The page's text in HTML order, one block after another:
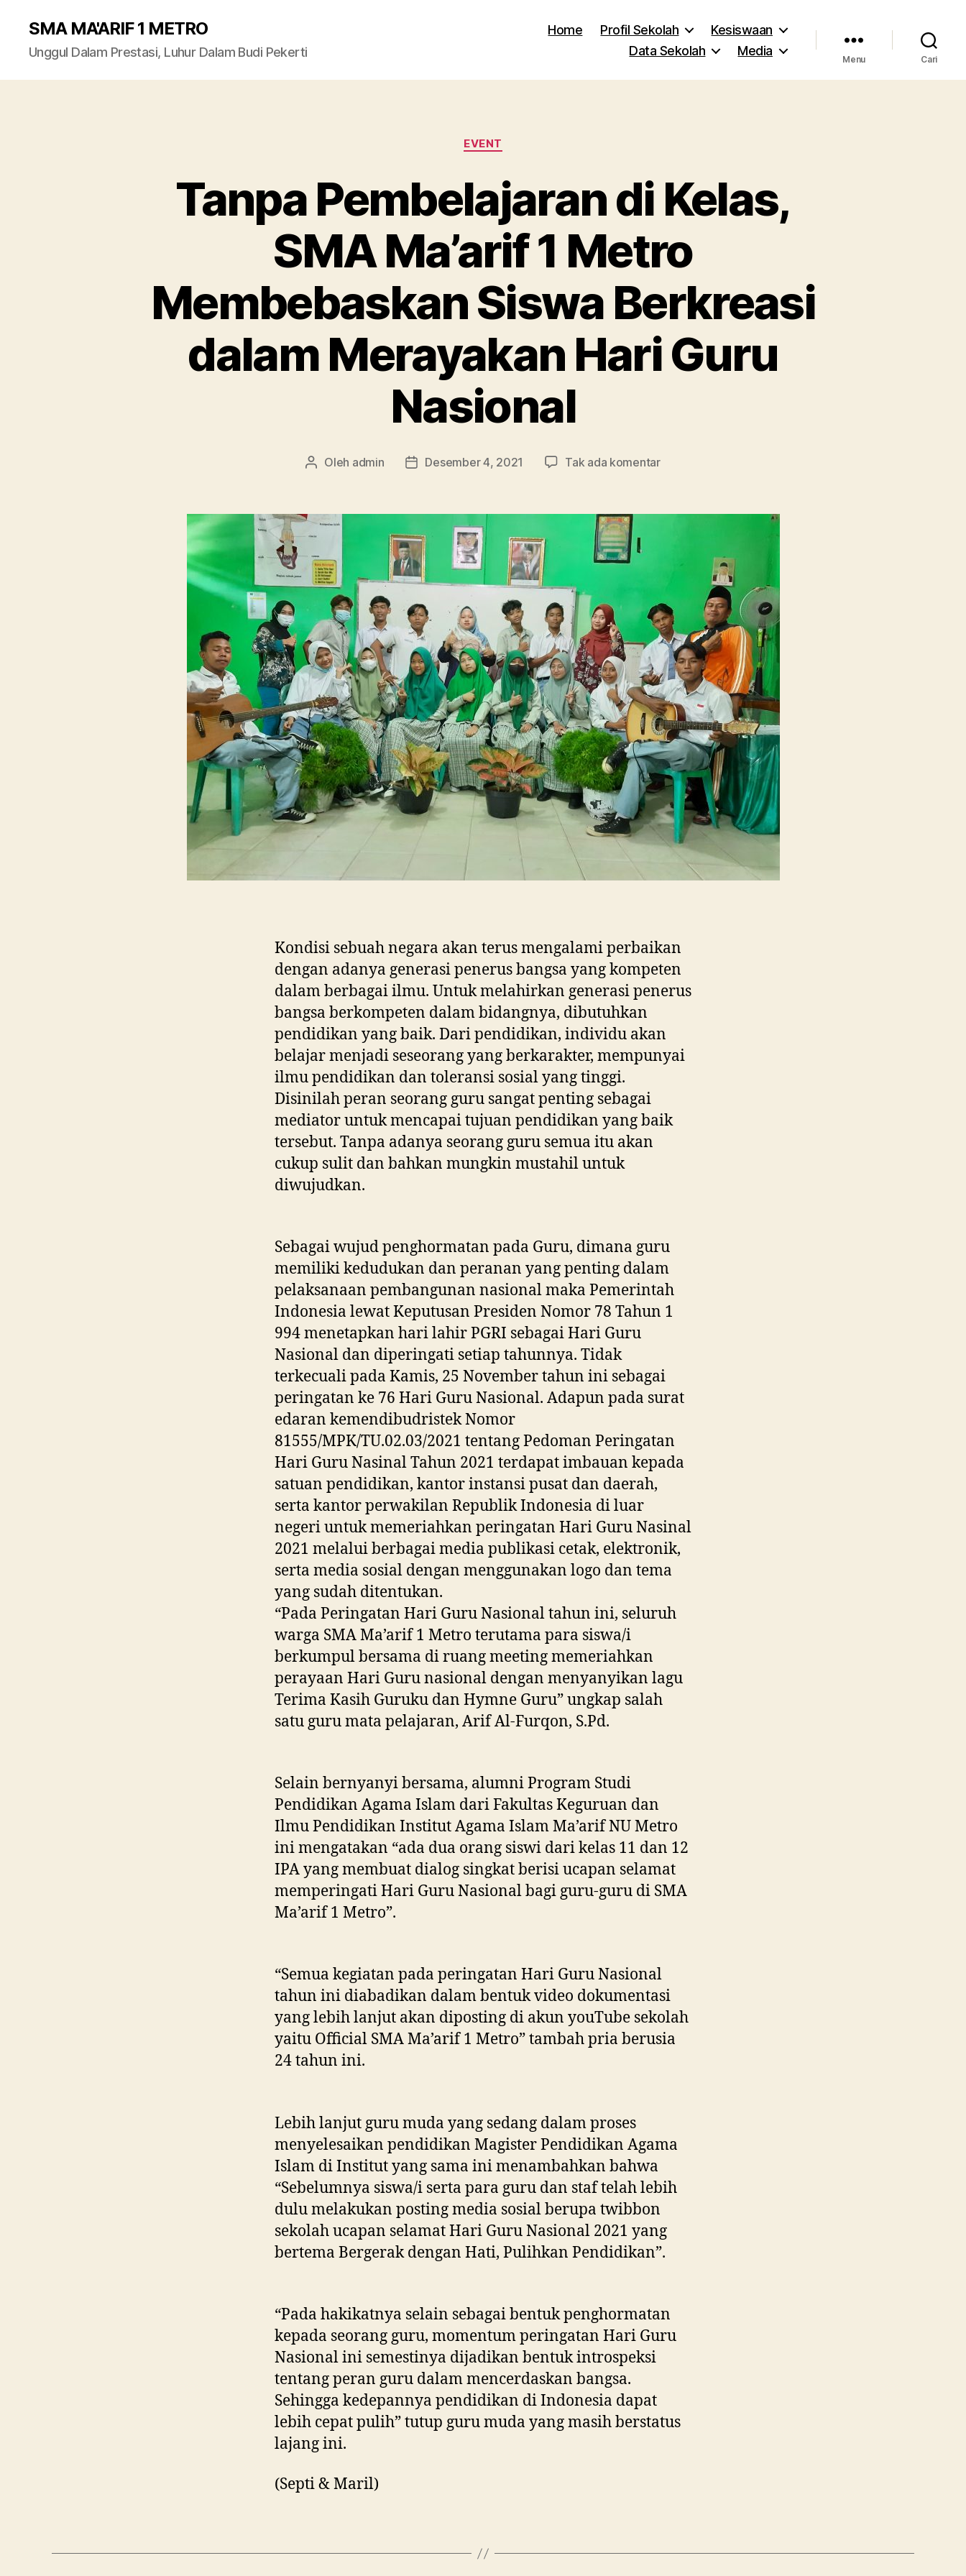
SMA MA'ARIF 1 METRO
Unggul Dalam Prestasi, Luhur Dalam Budi Pekerti
Home Profil Sekolah
Kesiswaan
Data Sekolah
Media
Menu Cari
Kategori
EVENT
Tanpa Pembelajaran di Kelas,
SMA Ma’arif 1 Metro
Membebaskan Siswa Berkreasi
dalam Merayakan Hari Guru
Nasional
Penulis
Oleh admin
Tanggal
Desember 4, 2021 Tak ada komentarpada
di
Ma’arif
Metro
Membebaskan
Siswa
Berkreasi
dalam
Merayakan
Hari
Guru
Nasional
Kondisi sebuah negara akan terus mengalami perbaikan
dengan adanya generasi penerus bangsa yang kompeten
dalam berbagai ilmu. Untuk melahirkan generasi penerus
bangsa berkompeten dalam bidangnya, dibutuhkan
pendidikan yang baik. Dari pendidikan, individu akan
belajar menjadi seseorang yang berkarakter, mempunyai
ilmu pendidikan dan toleransi sosial yang tinggi.
Disinilah peran seorang guru sangat penting sebagai
mediator untuk mencapai tujuan pendidikan yang baik
tersebut. Tanpa adanya seorang guru semua itu akan
cukup sulit dan bahkan mungkin mustahil untuk
diwujudkan.
Sebagai wujud penghormatan pada Guru, dimana guru
memiliki kedudukan dan peranan yang penting dalam
pelaksanaan pembangunan nasional maka Pemerintah
Indonesia lewat Keputusan Presiden Nomor 78 Tahun 1
994 menetapkan hari lahir PGRI sebagai Hari Guru
Nasional dan diperingati setiap tahunnya. Tidak
terkecuali pada Kamis, 25 November tahun ini sebagai
peringatan ke 76 Hari Guru Nasional. Adapun pada surat
edaran kemendibudristek Nomor
81555/MPK/TU.02.03/2021 tentang Pedoman Peringatan
Hari Guru Nasinal Tahun 2021 terdapat imbauan kepada
satuan pendidikan, kantor instansi pusat dan daerah,
serta kantor perwakilan Republik Indonesia di luar
negeri untuk memeriahkan peringatan Hari Guru Nasinal
2021 melalui berbagai media publikasi cetak, elektronik,
serta media sosial dengan menggunakan logo dan tema
yang sudah ditentukan.
“Pada Peringatan Hari Guru Nasional tahun ini, seluruh
warga SMA Ma’arif 1 Metro terutama para siswa/i
berkumpul bersama di ruang meeting memeriahkan
perayaan Hari Guru nasional dengan menyanyikan lagu
Terima Kasih Guruku dan Hymne Guru” ungkap salah
satu guru mata pelajaran, Arif Al-Furqon, S.Pd.
Selain bernyanyi bersama, alumni Program Studi
Pendidikan Agama Islam dari Fakultas Keguruan dan
Ilmu Pendidikan Institut Agama Islam Ma’arif NU Metro
ini mengatakan “ada dua orang siswi dari kelas 11 dan 12
IPA yang membuat dialog singkat berisi ucapan selamat
memperingati Hari Guru Nasional bagi guru-guru di SMA
Ma’arif 1 Metro”.
“Semua kegiatan pada peringatan Hari Guru Nasional
tahun ini diabadikan dalam bentuk video dokumentasi
yang lebih lanjut akan diposting di akun youTube sekolah
yaitu Official SMA Ma’arif 1 Metro” tambah pria berusia
24 tahun ini.
Lebih lanjut guru muda yang sedang dalam proses
menyelesaikan pendidikan Magister Pendidikan Agama
Islam di Institut yang sama ini menambahkan bahwa
“Sebelumnya siswa/i serta para guru dan staf telah lebih
dulu melakukan posting media sosial berupa twibbon
sekolah ucapan selamat Hari Guru Nasional 2021 yang
bertema Bergerak dengan Hati, Pulihkan Pendidikan”.
“Pada hakikatnya selain sebagai bentuk penghormatan
kepada seorang guru, momentum peringatan Hari Guru
Nasional ini semestinya dijadikan bentuk introspeksi
tentang peran guru dalam mencerdaskan bangsa.
Sehingga kedepannya pendidikan di Indonesia dapat
lebih cepat pulih” tutup guru muda yang masih berstatus
lajang ini.
(Septi & Maril)